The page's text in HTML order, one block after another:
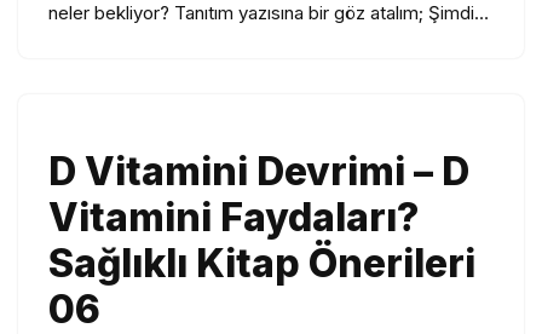
neler bekliyor? Tanıtım yazısına bir göz atalım; Şimdi…
D Vitamini Devrimi – D
Vitamini Faydaları?
Sağlıklı Kitap Önerileri
06